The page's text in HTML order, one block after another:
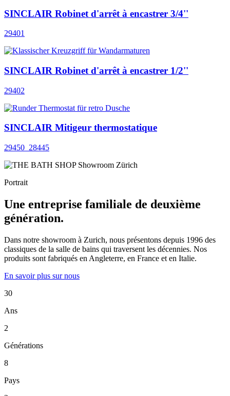
SINCLAIR Robinet d'arrêt à encastrer 3/4''
29401
SINCLAIR Robinet d'arrêt à encastrer 1/2''
29402
SINCLAIR Mitigeur thermostatique
29450_28445
Portrait
Une entreprise familiale de deuxième
génération.
Dans notre showroom à Zurich, nous présentons depuis 1996 des
classiques de la salle de bains qui traversent les décennies. Nos
produits sont fabriqués en Angleterre, en France et en Italie.
En savoir plus sur nous
30
Ans
2
Générations
8
Pays